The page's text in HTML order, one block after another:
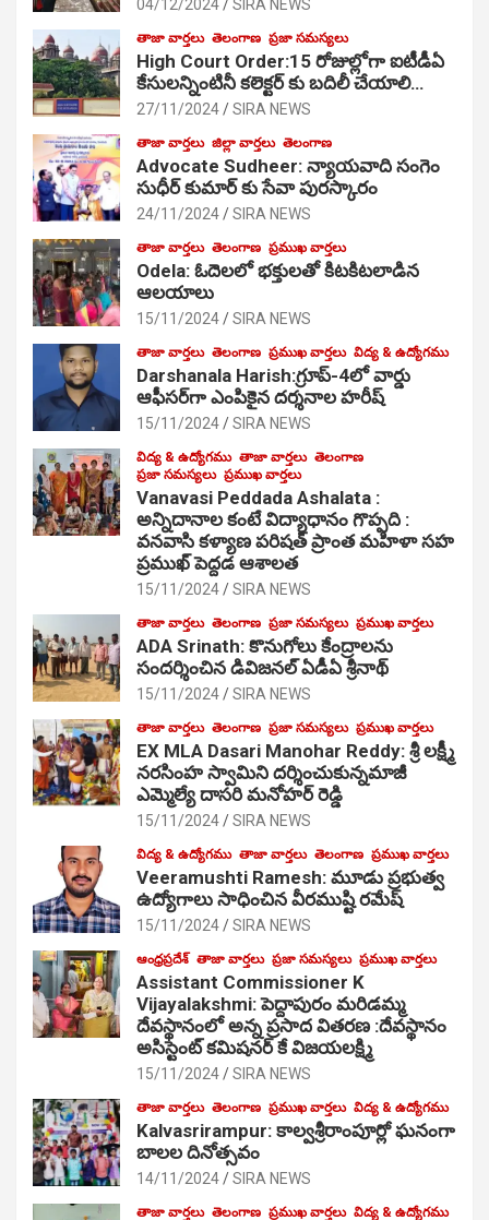
04/12/2024 SIRA NEWS
తాజా వార్తలు తెలంగాణ ప్రజా సమస్యలు
High Court Order:15 రోజుల్లోగా ఐటీడీఏ
కేసులన్నింటినీ కలెక్టర్ కు బదిలీ చేయాలి…
27/11/2024 SIRA NEWS
తాజా వార్తలు జిల్లా వార్తలు తెలంగాణ
Advocate Sudheer: న్యాయవాది సంగెం
సుధీర్ కుమార్ కు సేవా పురస్కారం
24/11/2024 SIRA NEWS
తాజా వార్తలు తెలంగాణ ప్రముఖ వార్తలు
Odela: ఓదెల‌లో భక్తులతో కిటకిటలాడిన
ఆల‌యాలు
15/11/2024 SIRA NEWS
తాజా వార్తలు తెలంగాణ ప్రముఖ వార్తలు విద్య & ఉద్యోగము
Darshanala Harish:గ్రూప్-4లో వార్డు
ఆఫీసర్‌గా ఎంపికైన దర్శనాల హరీష్
15/11/2024 SIRA NEWS
విద్య & ఉద్యోగము తాజా వార్తలు తెలంగాణ
ప్రజా సమస్యలు ప్రముఖ వార్తలు
Vanavasi Peddada Ashalata :
అన్నిదానాల కంటే విద్యాధానం గొప్పది :
వనవాసి కళ్యాణ పరిషత్ ప్రాంత మహిళా సహ
ప్రముఖ్ పెద్దడ ఆశాలత
15/11/2024 SIRA NEWS
తాజా వార్తలు తెలంగాణ ప్రజా సమస్యలు ప్రముఖ వార్తలు
ADA Srinath: కొనుగోలు కేంద్రాల‌ను
సంద‌ర్శించిన డివిజనల్ ఏడీఏ శ్రీనాథ్
15/11/2024 SIRA NEWS
తాజా వార్తలు తెలంగాణ ప్రజా సమస్యలు ప్రముఖ వార్తలు
EX MLA Dasari Manohar Reddy: శ్రీ లక్ష్మీ
నరసింహ స్వామిని దర్శించుకున్నమాజీ
ఎమ్మెల్యే దాసరి మనోహర్ రెడ్డి
15/11/2024 SIRA NEWS
విద్య & ఉద్యోగము తాజా వార్తలు తెలంగాణ ప్రముఖ వార్తలు
Veeramushti Ramesh: మూడు ప్రభుత్వ
ఉద్యోగాలు సాధించిన వీరముష్టి రమేష్
15/11/2024 SIRA NEWS
ఆంధ్రప్రదేశ్ తాజా వార్తలు ప్రజా సమస్యలు ప్రముఖ వార్తలు
Assistant Commissioner K
Vijayalakshmi: పెద్దాపురం మరిడమ్మ
దేవస్థానంలో అన్న ప్రసాద వితరణ :దేవస్థానం
అసిస్టెంట్ కమిషనర్ కే విజయలక్ష్మి
15/11/2024 SIRA NEWS
తాజా వార్తలు తెలంగాణ ప్రముఖ వార్తలు విద్య & ఉద్యోగము
Kalvasrirampur: కాల్వశ్రీరాంపూర్లో ఘనంగా
బాలల దినోత్సవం
14/11/2024 SIRA NEWS
తాజా వార్తలు తెలంగాణ ప్రముఖ వార్తలు విద్య & ఉద్యోగము